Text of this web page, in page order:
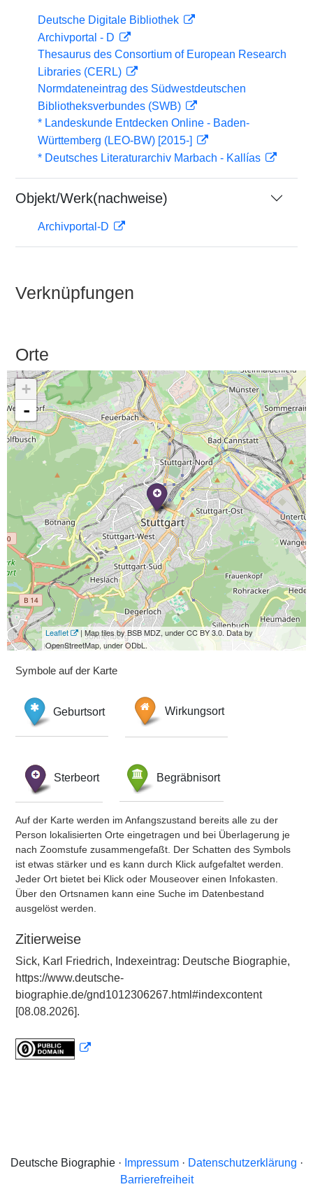
Deutsche Digitale Bibliothek
Archivportal - D
Thesaurus des Consortium of European Research
Libraries (CERL)
Normdateneintrag des Südwestdeutschen
Bibliotheksverbundes (SWB)
* Landeskunde Entdecken Online - Baden-
Württemberg (LEO-BW) [2015-]
* Deutsches Literaturarchiv Marbach - Kallías
Objekt/Werk(nachweise)
Archivportal-D
Verknüpfungen
Orte
+
-
Leaflet
| Map tiles by BSB MDZ, under CC BY 3.0. Data by
OpenStreetMap, under ODbL.
Symbole auf der Karte
Geburtsort Wirkungsort
Sterbeort Begräbnisort
Auf der Karte werden im Anfangszustand bereits alle zu der
Person lokalisierten Orte eingetragen und bei Überlagerung je
nach Zoomstufe zusammengefaßt. Der Schatten des Symbols
ist etwas stärker und es kann durch Klick aufgefaltet werden.
Jeder Ort bietet bei Klick oder Mouseover einen Infokasten.
Über den Ortsnamen kann eine Suche im Datenbestand
ausgelöst werden.
Zitierweise
Sick, Karl Friedrich, Indexeintrag: Deutsche Biographie,
https://www.deutsche-
biographie.de/gnd1012306267.html#indexcontent
[08.08.2026].
Deutsche Biographie · Impressum· Datenschutzerklärung ·
Barrierefreiheit